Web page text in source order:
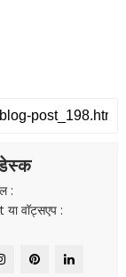
:
वॉट्सएप :